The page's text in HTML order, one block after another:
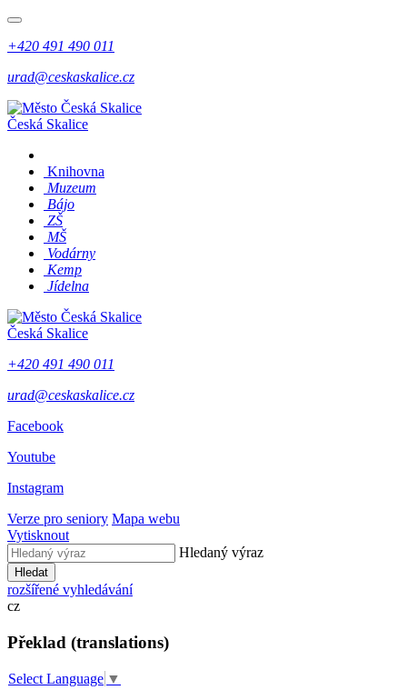
+420 491 490 011
urad@ceskaskalice.cz
Česká Skalice
Knihovna
Muzeum
Bájo
ZŠ
MŠ
Vodárny
Kemp
Jídelna
Česká Skalice
+420 491 490 011
urad@ceskaskalice.cz
Facebook
Youtube
Instagram
Verze pro seniory Mapa webu
Vytisknout
Hledaný výraz
Hledat
rozšířené vyhledávání
cz
Překlad (translations)
Select Language ▼